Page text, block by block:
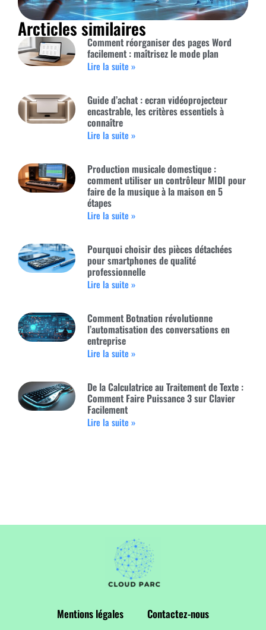
Arcticles similaires
Comment réorganiser des pages Word
facilement : maîtrisez le mode plan
Lire la suite »
Guide d’achat : ecran vidéoprojecteur
encastrable, les critères essentiels à
connaître
Lire la suite »
Production musicale domestique :
comment utiliser un contrôleur MIDI pour
faire de la musique à la maison en 5
étapes
Lire la suite »
Pourquoi choisir des pièces détachées
pour smartphones de qualité
professionnelle
Lire la suite »
Comment Botnation révolutionne
l’automatisation des conversations en
entreprise
Lire la suite »
De la Calculatrice au Traitement de Texte :
Comment Faire Puissance 3 sur Clavier
Facilement
Lire la suite »
Mentions légales Contactez-nous